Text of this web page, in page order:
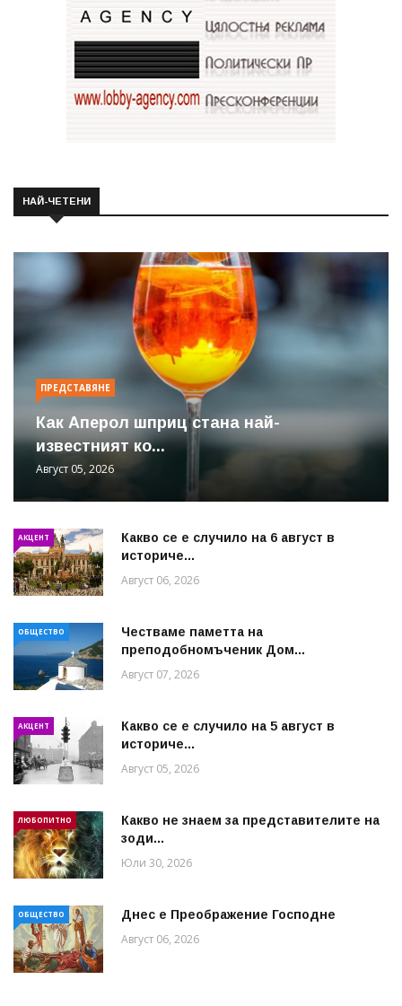
НАЙ-ЧЕТЕНИ
ПРЕДСТАВЯНЕ
Как Аперол шприц стана най-
известният ко...
Август 05, 2026
АКЦЕНТ
Какво се е случило на 6 август в
историче...
Август 06, 2026
ОБЩЕСТВО
Честваме паметта на
преподобномъченик Дом...
Август 07, 2026
АКЦЕНТ
Какво се е случило на 5 август в
историче...
Август 05, 2026
ЛЮБОПИТНО
Какво не знаем за представителите на
зоди...
Юли 30, 2026
ОБЩЕСТВО Днес е Преображение Господне
Август 06, 2026